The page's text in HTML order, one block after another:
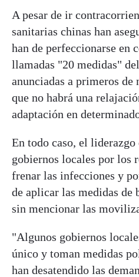
A pesar de ir
sanitarias chinas han
han de perfeccionarse en
llamadas "20 medidas"
anunciadas a primeros
que no habrá una
adaptación en
En todo caso, el
gobiernos locales por los
frenar las infecciones y
de aplicar las medidas de
sin mencionar las
"Algunos gobiernos
único y toman medidas
han desatendido las